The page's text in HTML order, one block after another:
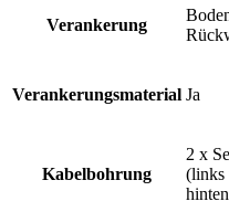
Verankerung
Verankerungsmaterial Ja
Kabelbohrung
2 x
(links